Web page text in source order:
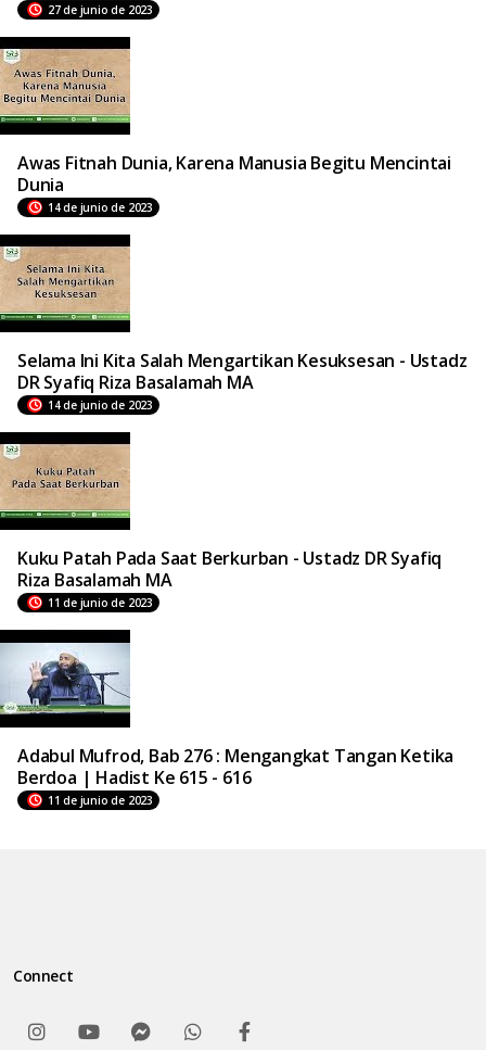
27 de junio de 2023
Awas Fitnah Dunia, Karena Manusia Begitu Mencintai
Dunia
14 de junio de 2023
Selama Ini Kita Salah Mengartikan Kesuksesan - Ustadz
DR Syafiq Riza Basalamah MA
14 de junio de 2023
Kuku Patah Pada Saat Berkurban - Ustadz DR Syafiq
Riza Basalamah MA
11 de junio de 2023
Adabul Mufrod, Bab 276 : Mengangkat Tangan Ketika
Berdoa | Hadist Ke 615 - 616
11 de junio de 2023
Connect